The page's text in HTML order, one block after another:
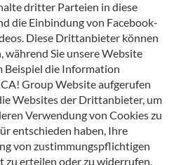
dritter Parteien in diese
die Einbindung von Facebook-
Diese Drittanbieter können
während Sie unsere Website
Beispiel die Information
Group Website aufgerufen
Websites der Drittanbieter, um
Verwendung von Cookies zu
entschieden haben, Ihre
von zustimmungspflichtigen
erteilen oder zu widerrufen,